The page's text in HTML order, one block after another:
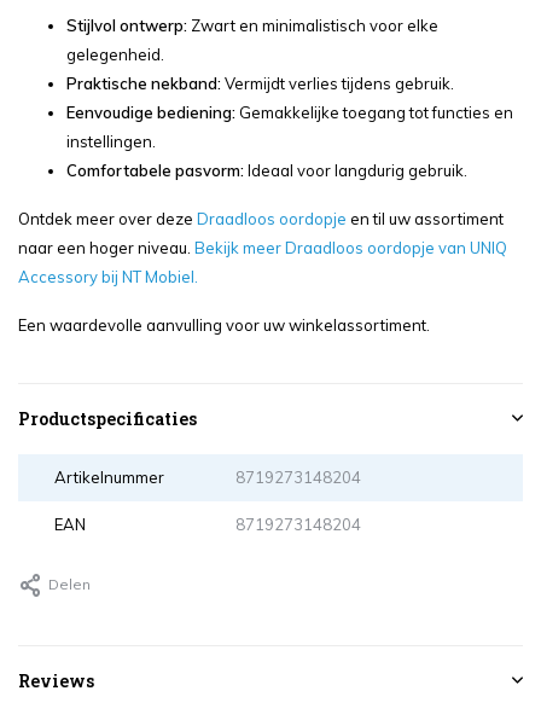
Stijlvol ontwerp: Zwart en minimalistisch voor elke
gelegenheid.
Praktische nekband: Vermijdt verlies tijdens gebruik.
Eenvoudige bediening: Gemakkelijke toegang tot functies en
instellingen.
Comfortabele pasvorm: Ideaal voor langdurig gebruik.
Ontdek meer over deze Draadloos oordopje en til uw assortiment
naar een hoger niveau. Bekijk meer Draadloos oordopje van UNIQ
Accessory bij NT Mobiel.
Een waardevolle aanvulling voor uw winkelassortiment.
Productspecificaties
Artikelnummer 8719273148204
EAN 8719273148204
Delen
Reviews